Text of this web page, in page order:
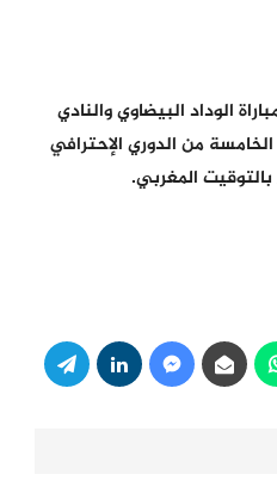
الوداد البيضاوي والنادي
من الدوري الإحترافي
المغربي.